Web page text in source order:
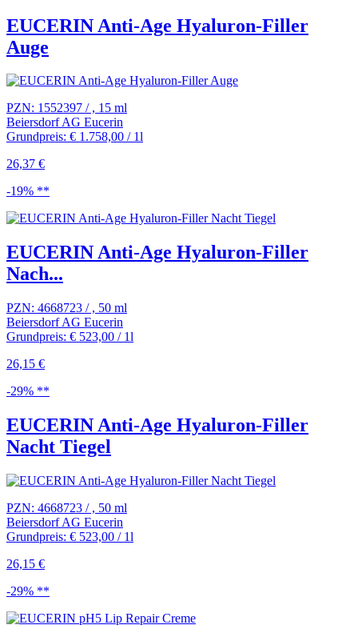
EUCERIN Anti-Age Hyaluron-Filler
Auge
PZN: 1552397 / , 15 ml
Beiersdorf AG Eucerin
Grundpreis: € 1.758,00 / 1l
26,37 €
-19% **
EUCERIN Anti-Age Hyaluron-Filler
Nach...
PZN: 4668723 / , 50 ml
Beiersdorf AG Eucerin
Grundpreis: € 523,00 / 1l
26,15 €
-29% **
EUCERIN Anti-Age Hyaluron-Filler
Nacht Tiegel
PZN: 4668723 / , 50 ml
Beiersdorf AG Eucerin
Grundpreis: € 523,00 / 1l
26,15 €
-29% **